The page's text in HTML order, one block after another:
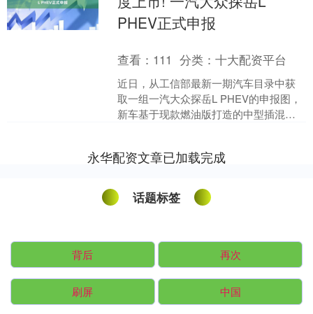
PHEV正式申报
查看： 111 分类：十大配资平台
近日，从工信部最新一期汽车目录中获
取一组一汽大众探岳L PHEV的申报图，
新车基于现款燃油版打造的中型插混版
永华配资文章已加载完成
话题标签
背后 再次
刷屏 中国